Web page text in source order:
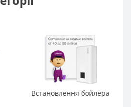
Встановлення бойлера